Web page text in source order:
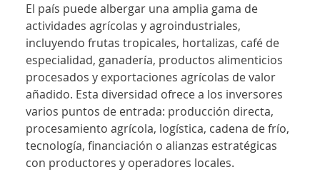
El país puede albergar una amplia gama de
actividades agrícolas y agroindustriales,
incluyendo frutas tropicales, hortalizas, café de
especialidad, ganadería, productos alimenticios
procesados y exportaciones agrícolas de valor
añadido. Esta diversidad ofrece a los inversores
varios puntos de entrada: producción directa,
procesamiento agrícola, logística, cadena de frío,
tecnología, financiación o alianzas estratégicas
con productores y operadores locales.